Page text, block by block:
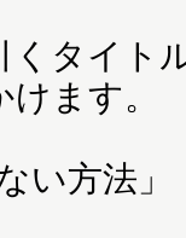
タイト
ます。
い方法」